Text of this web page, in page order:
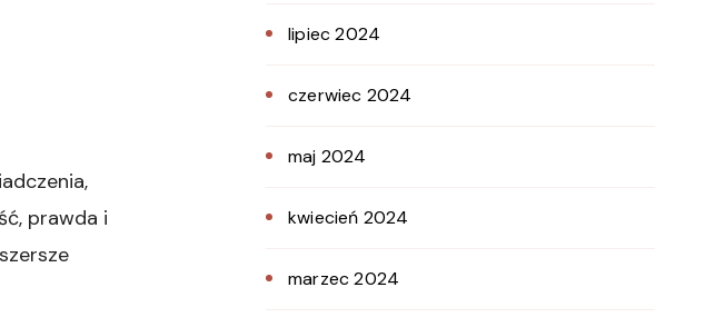
prawda i
lipiec 2024
czerwiec 2024
maj 2024
kwiecień 2024
marzec 2024